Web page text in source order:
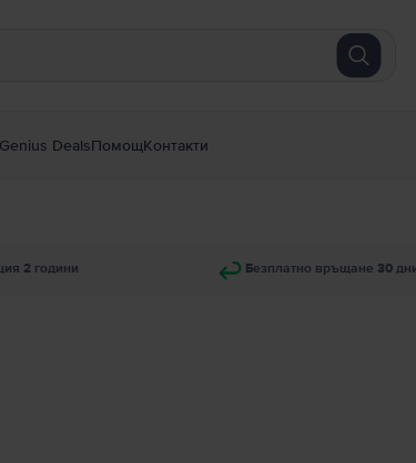
Genius DealsПомощКонтакти
2 години Безплатно връщане 30